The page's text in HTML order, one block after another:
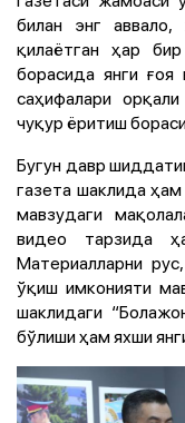
билан энг
қилаётган ҳар
борасида янги ғоя
саҳифалари
чуқур ёритиш
Бугун давр
газета шаклида
мавзудаги
видео тарзида
Материалларни
ўқиш имконияти
шаклидаги
бўлиши ҳам яхши